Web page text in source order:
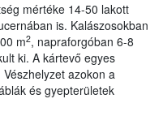
mértéke 14-50 lakott
is. Kalászosokban
m2, napraforgóban 6-8
ki. A kártevő egyes
azokon a
és gyepterületek